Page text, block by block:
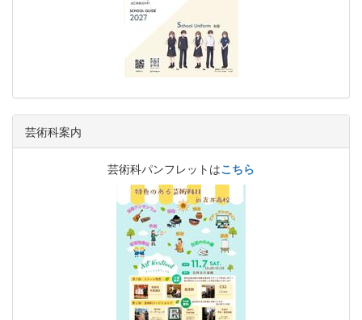
芸術科案内
芸術科パンフレットはこちら